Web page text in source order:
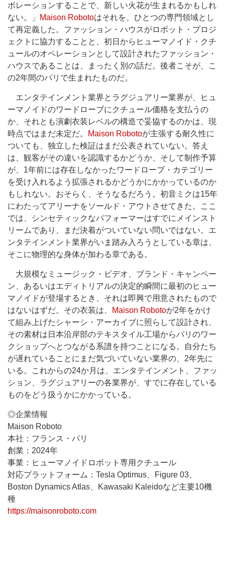
ボレーションすることで、新しい火花が生まれるかもしれ
ない。」
Maison Robotoはそれを、ひとつの専門領域とし
て再定義した。ファッション・ハウスがロボット・プロジ
ェクトに協力することと、初日からヒューマノイド・クチ
ュールのオペレーションとして設計されたファッション・
ハウスであることは、まったく別の話だ。後者こそが、こ
の2年間のパリで生まれたものだ。
エンタテインメント業界とラグジュアリー業界が、ヒュ
ーマノイドのワードローブにクチュール価格を支払うの
か、それとも演劇衣装レベルの構造で妥協するのかは、現
時点ではまだ未定だ。
Maison Robotoが主張する耐久性に
ついても、独立した検証はまだ公表されていない。答え
は、観客がその違いを認識するかどうか、そして制作予算
が、1年前には存在しなかったワードローブ・カテゴリー
を受け入れるよう拡張されるかどうかにかかっているのか
もしれない。おそらく、そうなるだろう。初音ミクは15年
にわたってアリーナをソールド・アウトさせてきた。ここ
では、シンセティックなパフォーマーはすでにメインスト
リームであり、まだ決着がついていない問いではない。エ
ンタテインメント業界がいま踏み入ろうとしている章は、
そこに物理的な身体が加わる章である。
大規模なミュージック・ビデオ、ブランド・キャンペー
ン、あるいはエディトリアルの決定的瞬間に最初のヒュー
マノイドが登場するとき、それは即興で用意されたもので
はないはずだ。その衣装は、
Maison Robotoが2年をかけ
て組み上げたシャーシ・アーカイブに照らして設計され、
その素材は日本沿岸部のテキスタイル工場からパリのワー
クショップへとつながる系譜を持つことになる。自分たち
が遅れていることにまだ気づいていない業界の、2年先に
いる。これからの24か月は、エンタテインメント、ファッ
ション、ラグジュアリーの各業界が、すでに存在している
ものをどう扱うかにかかっている。
◎企業情報
Maison Roboto
本社：フランス・パリ
創業：2024年
事業：ヒューマノイドロボット専用クチュール
対応プラットフォーム：Tesla Optimus、Figure 03、
Boston Dynamics Atlas、Kawasaki Kaleidoなど主要10機
種
https://maisonroboto.com